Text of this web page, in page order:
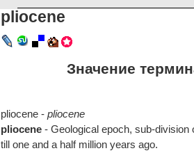
pliocene
Значение
pliocene - pliocene
pliocene - Geological epoch, sub-division
till one and a half million years ago.